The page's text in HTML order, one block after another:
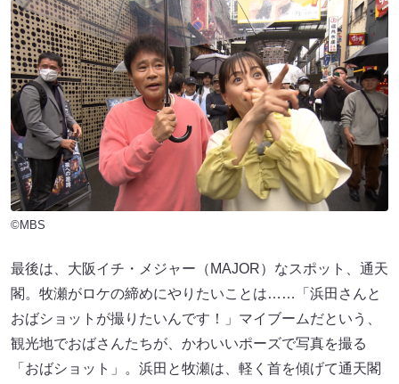
©MBS
最後は、大阪イチ・メジャー（MAJOR）なスポット、通天
閣。牧瀬がロケの締めにやりたいことは……「浜田さんと
おばショットが撮りたいんです！」マイブームだという、
観光地でおばさんたちが、かわいいポーズで写真を撮る
「おばショット」。浜田と牧瀬は、軽く首を傾げて通天閣